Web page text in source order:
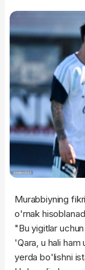
Murabbiyning
o'rnak
"Bu yigitlar
'Qara, u hali
yerda bo'lishni